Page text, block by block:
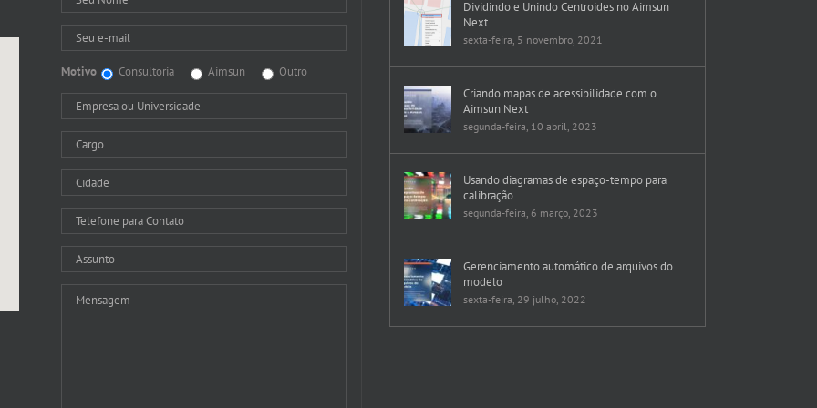
Motivo Consultoria Aimsun Outro
Dividindo e Unindo Centroides no Aimsun
Next
sexta-feira, 5 novembro, 2021
Criando mapas de acessibilidade com o
Aimsun Next
segunda-feira, 10 abril, 2023
Usando diagramas de espaço-tempo para
calibração
segunda-feira, 6 março, 2023
Gerenciamento automático de arquivos do
modelo
sexta-feira, 29 julho, 2022